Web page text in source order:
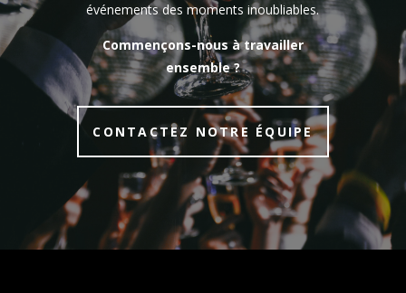
événements des moments inoubliables.
Commençons-nous à travailler
ensemble ?
CONTACTEZ NOTRE ÉQUIPE